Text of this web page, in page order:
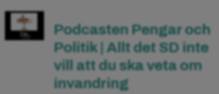
Podcasten Pengar och
Politik | Allt det SD inte
vill att du ska veta om
invandring